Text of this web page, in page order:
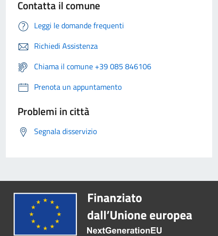
Contatta il comune
Leggi le domande frequenti
Richiedi Assistenza
Chiama il comune +39 085 846106
Prenota un appuntamento
Problemi in città
Segnala disservizio